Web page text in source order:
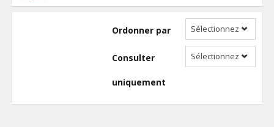
Ordonner par Sélectionnez
Consulter
uniquement
Sélectionnez